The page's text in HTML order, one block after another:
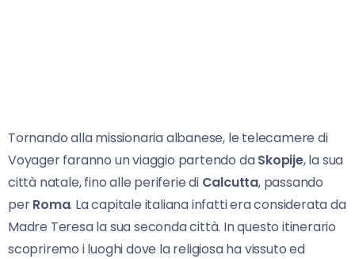
Tornando alla missionaria albanese, le telecamere di
Voyager faranno un viaggio partendo daSkopije, la sua
città natale, fino alle periferie di Calcutta, passando
perRoma. La capitale italiana infatti era considerata da
Madre Teresa la sua seconda città. In questo itinerario
scopriremo i luoghi dove la religiosa ha vissuto ed